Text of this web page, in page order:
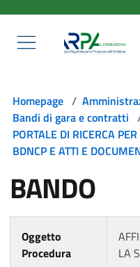
Homepage /
Bandi di gara e contratti
PORTALE DI RICERCA
BDNCP E ATTI E
BANDO
Oggetto
Procedura
LA